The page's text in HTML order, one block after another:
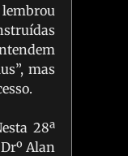
lembrou
mas
28ª
Alan